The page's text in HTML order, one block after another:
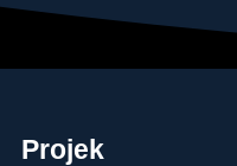
Projek